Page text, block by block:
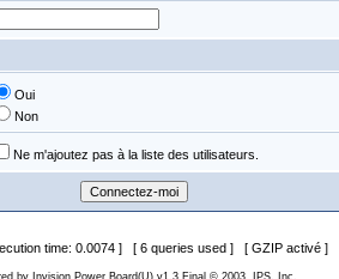
Oui
Non
Ne m'ajoutez pas à la liste des utilisateurs.
time: 0.0074 ] [ 6 queries used ] [ GZIP activé ]
by Invision Power Board(U) v1.3 Final © 2003 IPS, Inc.